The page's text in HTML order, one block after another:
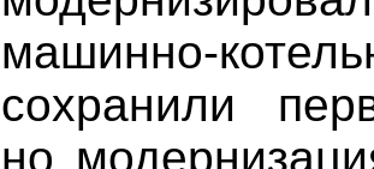
машинно-
сохранили
но